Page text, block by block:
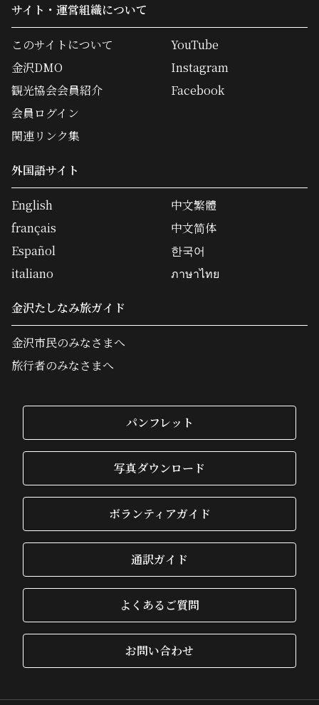
サイト・運営組織について
このサイトについて
金沢DMO
観光協会会員紹介
会員ログイン
関連リンク集
YouTube
Instagram
Facebook
外国語サイト
English
français
Español
italiano
中文繁體
中文简体
한국어
ภาษาไทย
金沢たしなみ旅ガイド
金沢市民のみなさまへ
旅行者のみなさまへ
パンフレット
写真ダウンロード
ボランティアガイド
通訳ガイド
よくあるご質問
お問い合わせ